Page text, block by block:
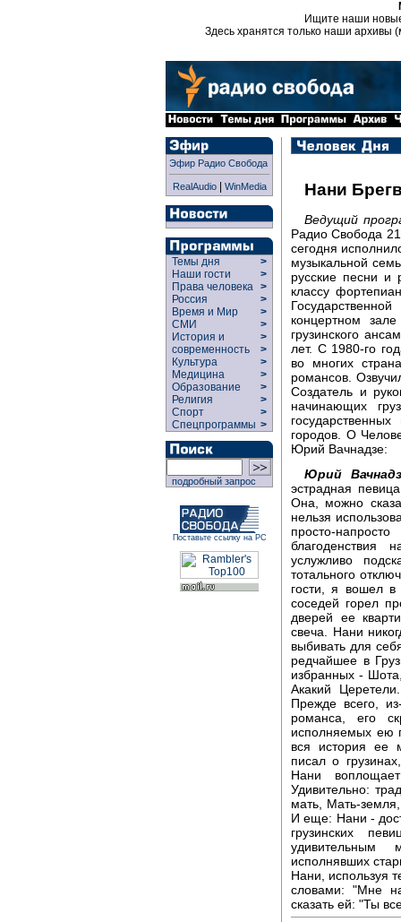
Ищите наши
Здесь хранятся только наши архивы
Эфир Радио Свобода
RealAudio| WinMedia
Темы дня
>
Наши гости
>
Права человека >
Россия
>
Время и Мир
>
СМИ
>
История и
современность
>
>
Культура
>
Медицина
>
Образование
>
Религия
>
Спорт
>
Спецпрограммы >
подробный запрос
Поставьте ссылку на РС
Нани
Ведущий
Радио Свобода
сегодня
музыкальной
русские песни и
классу
концертном
грузинского
лет. С 1980-го
во многих
романсов.
Создатель и
начинающих
городов. О
Юрий Вачнадзе:
Юрий
эстрадная
Она, можно
нельзя
просто-
благоденствия
услужливо
тотального
гости, я вошел
соседей горел
дверей ее
свеча. Нани
выбивать для
редчайшее в
избранных -
Акакий
Прежде всего,
романса, его
исполняемых ею
вся история ее
писал о
Нани
Удивительно:
мать, Мать-
И еще: Нани -
грузинских
удивительным
исполнявших
Нани, используя
словами: "Мне
сказать ей: "Ты